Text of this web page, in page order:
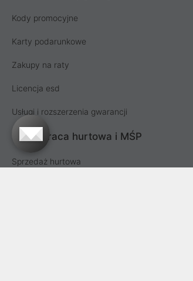
Kody promocyjne
Karty podarunkowe
Zakupy na raty
Licencja esd
Usługi i rozszerzenia gwarancji
Współpraca hurtowa i MŚP
Sprzedaż hurtowa